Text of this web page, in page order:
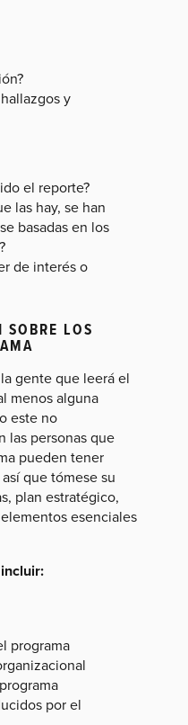
y
el reporte?
las hay, se han
basadas en los
de interés o
LOS
gente que leerá el
menos alguna
este no
las personas que
pueden tener
que tómese su
plan estratégico,
esenciales
programa
por el